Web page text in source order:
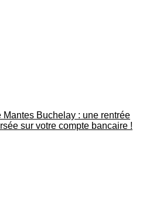
Mantes Buchelay : une rentrée
sur votre compte bancaire !